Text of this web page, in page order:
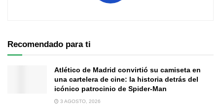
Recomendado para ti
Atlético de Madrid convirtió su camiseta en
una cartelera de cine: la historia detrás del
icónico patrocinio de Spider-Man
3 AGOSTO, 2026